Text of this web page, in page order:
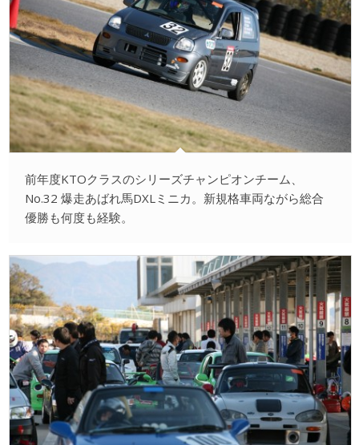
前年度KTOクラスのシリーズチャンピオンチーム、
No.32 爆走あばれ馬DXLミニカ。新規格車両ながら総合
優勝も何度も経験。